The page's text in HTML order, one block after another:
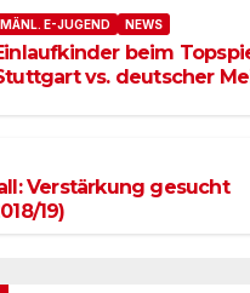
MÄNL. E-JUGEND NEWS
beim
vs. deutscher
Verstärkung gesucht
19)